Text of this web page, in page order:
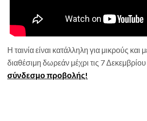
Η ταινία είναι κατάλληλη για μικρούς και
διαθέσιμη δωρεάν μέχρι τις 7 Δεκεμβρίου
σύνδεσμο προβολής!